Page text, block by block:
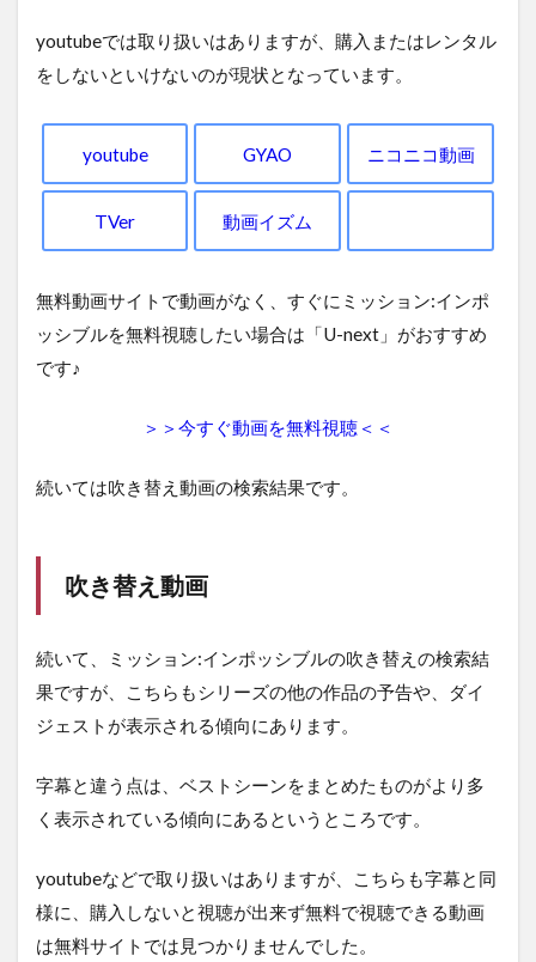
youtubeでは取り扱いはありますが、購入またはレンタル
をしないといけないのが現状となっています。
youtube GYAO ニコニコ動画
TVer 動画イズム
無料動画サイトで動画がなく、すぐにミッション:インポ
ッシブルを無料視聴したい場合は「U-next」がおすすめ
です♪
＞＞今すぐ動画を無料視聴＜＜
続いては吹き替え動画の検索結果です。
吹き替え動画
続いて、ミッション:インポッシブルの吹き替えの検索結
果ですが、こちらもシリーズの他の作品の予告や、ダイ
ジェストが表示される傾向にあります。
字幕と違う点は、ベストシーンをまとめたものがより多
く表示されている傾向にあるというところです。
youtubeなどで取り扱いはありますが、こちらも字幕と同
様に、購入しないと視聴が出来ず無料で視聴できる動画
は無料サイトでは見つかりませんでした。